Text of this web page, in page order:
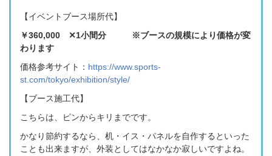
【イベントブース場所代】
￥360,000 ✕1小間分 ※ブースの規模により価格が変
わります
価格参考サイト： https://www.sports-
st.com/tokyo/exhibition/style/
【ブース施工代】
こちらは、ピンからキリまでです。
かなり節約するなら、机・イス・パネルを自作するといった
ことも出来ますが、外装としてはなかなか寂しいですよね。